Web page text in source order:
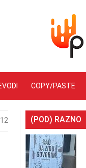
COPY/PASTE
(POD) RAZNO